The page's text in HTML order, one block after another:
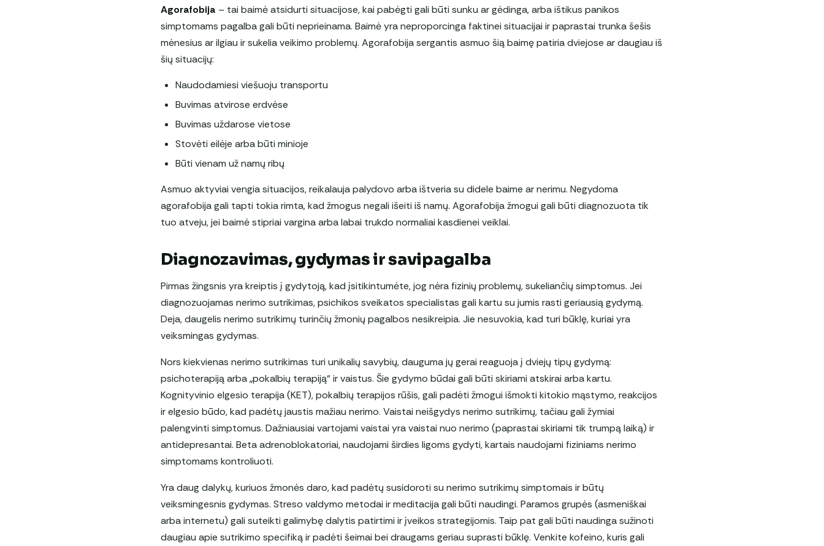
Agorafobija – tai baimė atsidurti situacijose, kai pabėgti gali būti sunku ar gėdinga, arba ištikus panikos
simptomams pagalba gali būti neprieinama. Baimė yra neproporcinga faktinei situacijai ir paprastai trunka šešis
mėnesius ar ilgiau ir sukelia veikimo problemų. Agorafobija sergantis asmuo šią baimę patiria dviejose ar daugiau iš
šių situacijų:
Naudodamiesi viešuoju transportu
Buvimas atvirose erdvėse
Buvimas uždarose vietose
Stovėti eilėje arba būti minioje
Būti vienam už namų ribų
Asmuo aktyviai vengia situacijos, reikalauja palydovo arba ištveria su didele baime ar nerimu. Negydoma
agorafobija gali tapti tokia rimta, kad žmogus negali išeiti iš namų. Agorafobija žmogui gali būti diagnozuota tik
tuo atveju, jei baimė stipriai vargina arba labai trukdo normaliai kasdienei veiklai.
Diagnozavimas, gydymas ir savipagalba
Pirmas žingsnis yra kreiptis į gydytoją, kad įsitikintumėte, jog nėra fizinių problemų, sukeliančių simptomus. Jei
diagnozuojamas nerimo sutrikimas, psichikos sveikatos specialistas gali kartu su jumis rasti geriausią gydymą.
Deja, daugelis nerimo sutrikimų turinčių žmonių pagalbos nesikreipia. Jie nesuvokia, kad turi būklę, kuriai yra
veiksmingas gydymas.
Nors kiekvienas nerimo sutrikimas turi unikalių savybių, dauguma jų gerai reaguoja į dviejų tipų gydymą:
psichoterapiją arba „pokalbių terapiją“ ir vaistus. Šie gydymo būdai gali būti skiriami atskirai arba kartu.
Kognityvinio elgesio terapija (KET), pokalbių terapijos rūšis, gali padėti žmogui išmokti kitokio mąstymo, reakcijos
ir elgesio būdo, kad padėtų jaustis mažiau nerimo. Vaistai neišgydys nerimo sutrikimų, tačiau gali žymiai
palengvinti simptomus. Dažniausiai vartojami vaistai yra vaistai nuo nerimo (paprastai skiriami tik trumpą laiką) ir
antidepresantai. Beta adrenoblokatoriai, naudojami širdies ligoms gydyti, kartais naudojami fiziniams nerimo
simptomams kontroliuoti.
Yra daug dalykų, kuriuos žmonės daro, kad padėtų susidoroti su nerimo sutrikimų simptomais ir būtų
veiksmingesnis gydymas. Streso valdymo metodai ir meditacija gali būti naudingi. Paramos grupės (asmeniškai
arba internetu) gali suteikti galimybę dalytis patirtimi ir įveikos strategijomis. Taip pat gali būti naudinga sužinoti
daugiau apie sutrikimo specifiką ir padėti šeimai bei draugams geriau suprasti būklę. Venkite kofeino, kuris gali